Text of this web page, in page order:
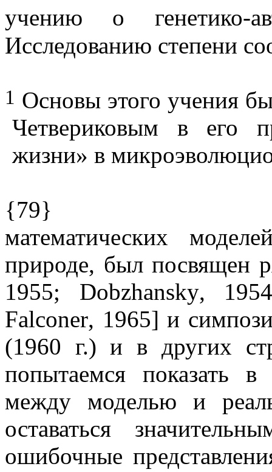
учению о генетико-
Исследованию степени
1 Основы этого учения
Четвериковым в его
жизни» в
{79}
математических
природе, был посвящен
1955; Dobzhansky,
Falconer, 1965] и
(1960 г.) и в других
попытаемся показать
между моделью и
оставаться
ошибочные